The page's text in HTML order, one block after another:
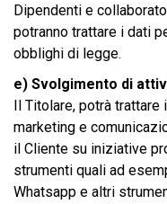
Dipendenti e
potranno trattare i dati
obblighi di legge.
e) Svolgimento di
Il Titolare, potrà
marketing e
il Cliente su iniziative
strumenti quali ad
Whatsapp e altri